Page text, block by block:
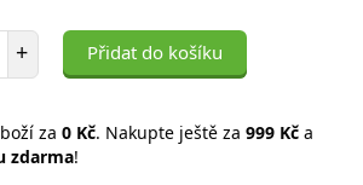
položek
+ Přidat do košíku
za 0 Kč. Nakupte ještě za 999 Kč a
zdarma!